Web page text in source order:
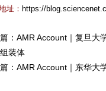
址： https://
： AMR Account｜复旦大
装体
： AMR Account｜东华大